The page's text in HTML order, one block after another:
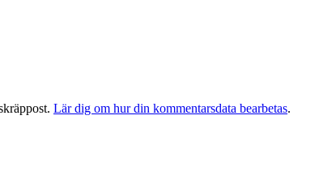
Lär dig om hur din kommentarsdata bearbetas.